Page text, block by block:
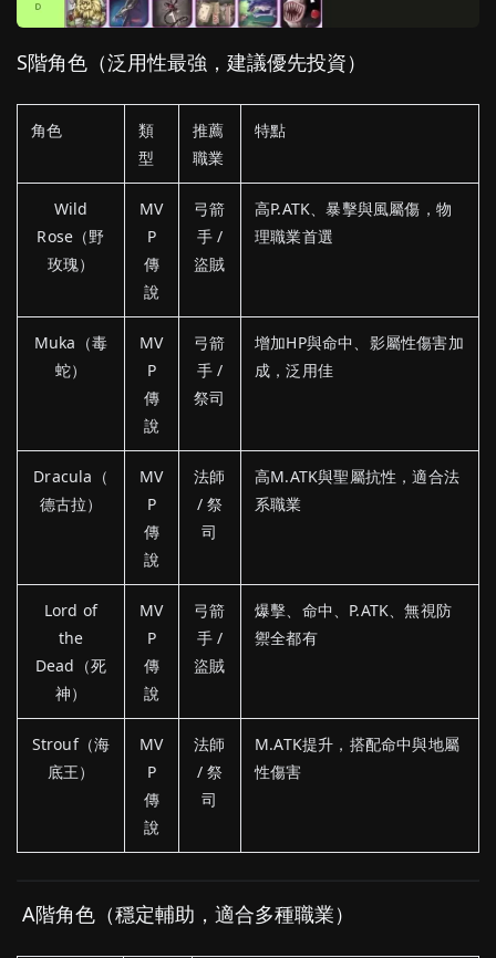
S階角色（泛用性最強， 建議優先投資）
角色
類
型
推薦
職業
特點
Wild
Rose（野
玫瑰）
MV
P
傳
說
弓箭
手 /
盜賊
高P.ATK、暴擊與風屬傷，物
理職業首選
Muka（毒
蛇）
MV
P
傳
說
弓箭
手 /
祭司
增加HP與命中、影屬性傷害加
成，泛用佳
Dracula（
德古拉）
MV
P
傳
說
法師
/ 祭
司
高M.ATK與聖屬抗性，適合法
系職業
Lord of
the
Dead（死
神）
MV
P
傳
說
弓箭
手 /
盜賊
爆擊、命中、P.ATK、無視防
禦全都有
Strouf（海
底王）
MV
P
傳
說
法師
/ 祭
司
M.ATK提升，搭配命中與地屬
性傷害
A階角色（穩定輔助， 適合多種職業）